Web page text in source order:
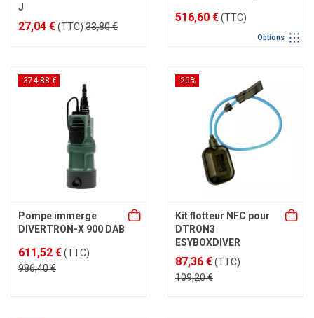
J
27,04 €(TTC) 33,80 €
516,60 €(TTC)
Options
-374,88 €
Pompe immerge
DIVERTRON-X 900 DAB
611,52 €(TTC)
986,40 €
-20%
Kit flotteur NFC pour
DTRON3
ESYBOXDIVER
87,36 €(TTC)
109,20 €